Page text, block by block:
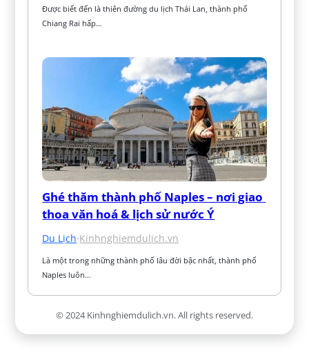
Được biết đến là thiên đường du lịch Thái Lan, thành phố
Chiang Rai hấp…
Ghé thăm thành phố Naples – nơi giao
thoa văn hoá & lịch sử nước Ý
Du Lịch·Kinhnghiemdulich.vn
Là một trong những thành phố lâu đời bậc nhất, thành phố
Naples luôn…
© 2024 Kinhnghiemdulich.vn. All rights reserved.